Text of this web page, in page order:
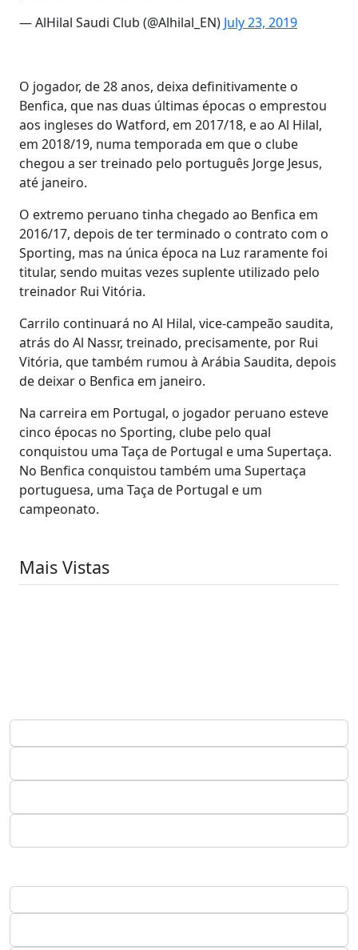
— AlHilal Saudi Club (@Alhilal_EN) July 23, 2019
O jogador, de 28 anos, deixa definitivamente o
Benfica, que nas duas últimas épocas o emprestou
aos ingleses do Watford, em 2017/18, e ao Al Hilal,
em 2018/19, numa temporada em que o clube
chegou a ser treinado pelo português Jorge Jesus,
até janeiro.
O extremo peruano tinha chegado ao Benfica em
2016/17, depois de ter terminado o contrato com o
Sporting, mas na única época na Luz raramente foi
titular, sendo muitas vezes suplente utilizado pelo
treinador Rui Vitória.
Carrilo continuará no Al Hilal, vice-campeão saudita,
atrás do Al Nassr, treinado, precisamente, por Rui
Vitória, que também rumou à Arábia Saudita, depois
de deixar o Benfica em janeiro.
Na carreira em Portugal, o jogador peruano esteve
cinco épocas no Sporting, clube pelo qual
conquistou uma Taça de Portugal e uma Supertaça.
No Benfica conquistou também uma Supertaça
portuguesa, uma Taça de Portugal e um
campeonato.
Mais Vistas